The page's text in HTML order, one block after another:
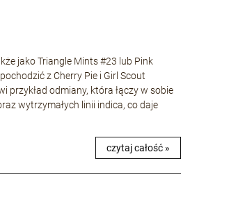
jako Triangle Mints #23 lub Pink
z Cherry Pie i Girl Scout
przykład odmiany, która łączy w sobie
wytrzymałych linii indica, co daje
czytaj całość »